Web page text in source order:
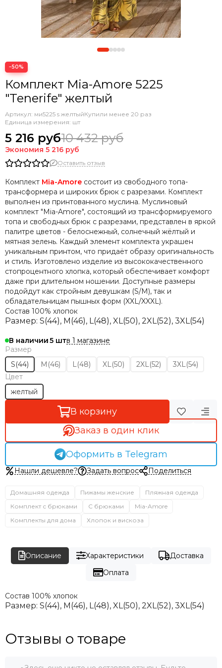
−50%
Комплект Mia-Amore 5225
"Tenerife" желтый
Артикул: ми5225 s желтыйКупили менее 20 раз
Единица измерения: шт
5 216 руб10 432 руб
Экономия 5 216 руб
Оставить отзыв
Комплект Mia-Amore состоит из свободного топа-
трансформера и широких брюк с разрезами. Комплект
выполнен из принтованного муслина. Муслиновый
комплект "Mia-Amore", состоящий из трансформируемого
топа и свободных брюк с разрезами, представлен в яркой
палитре цветов - белоснежный, солнечный жёлтый и
мятная зелень. Каждый элемент комплекта украшен
уникальным принтом, что придаёт образу оригинальность
и стиль. Изготовлено изделие из высококачественного
стопроцентного хлопка, который обеспечивает комфорт
даже при длительном ношении. Доступные размеры
подойдут как стройным девушкам (S/М), так и
обладательницам пышных форм (XXL/XXXL).
Состав 100% хлопок
Размер: S(44), M(46), L(48), XL(50), 2XL(52), 3XL(54)
В наличии5
в 1 магазине
Размер
S(44)
M(46) L(48) XL(50) 2XL(52)
3XL(54)
Цвет
желтый
В корзину
Заказ в один клик
Оформить в Telegram
Нашли дешевле? Задать вопрос Поделиться
Домашняя одежда Пижамы женские
Пляжная одежда
Комплект с брюками
С брюками
Mia-Amore
Комплекты для дома
Хлопок и вискоза
Описание Характеристики
Доставка
Оплата
Состав 100% хлопок
Размер: S(44), M(46), L(48), XL(50), 2XL(52), 3XL(54)
Отзывы о товаре